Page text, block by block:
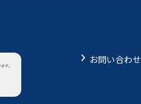
お問い合わせ